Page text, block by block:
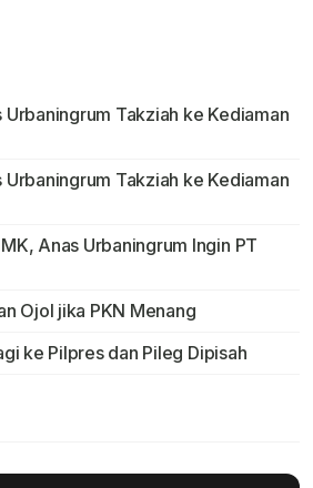
Urbaningrum Takziah ke Kediaman
Urbaningrum Takziah ke Kediaman
Anas Urbaningrum Ingin PT
Ojol jika PKN Menang
ke Pilpres dan Pileg Dipisah